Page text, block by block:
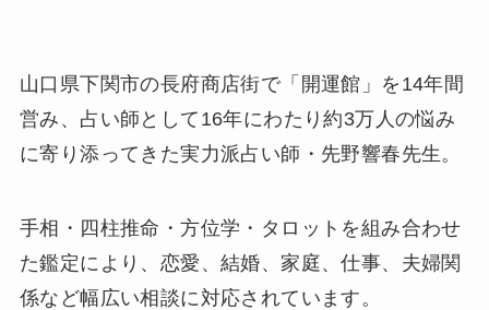
山口県下関市の長府商店街で「開運館」を14年間
営み、占い師として16年にわたり約3万人の悩み
に寄り添ってきた実力派占い師・先野響春先生。
手相・四柱推命・方位学・タロットを組み合わせ
た鑑定により、恋愛、結婚、家庭、仕事、夫婦関
係など幅広い相談に対応されています。